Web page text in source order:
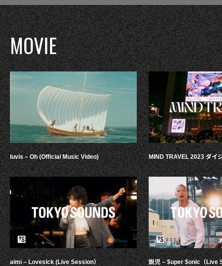
MOVIE
luvis – Oh (Official Music Video)
aimi – Lovesick (Live Session）
MIND TRAVEL 2023 ダイ
鋭児 – $uper $onic（Live